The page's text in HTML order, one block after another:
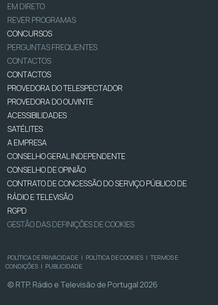
EM DIRETO
REVER PROGRAMAS
CONCURSOS
PERGUNTAS FREQUENTES
CONTACTOS
CONTACTOS
PROVEDORA DO TELESPECTADOR
PROVEDORA DO OUVINTE
ACESSIBILIDADES
SATÉLITES
A EMPRESA
CONSELHO GERAL INDEPENDENTE
CONSELHO DE OPINIÃO
CONTRATO DE CONCESSÃO DO SERVIÇO PÚBLICO DE
RÁDIO E TELEVISÃO
RGPD
GESTÃO DAS DEFINIÇÕES DE COOKIES
POLÍTICA DE PRIVACIDADE | POLÍTICA DE COOKIES | TERMOS E
CONDIÇÕES | PUBLICIDADE
© RTP, Rádio e Televisão de Portugal 2026